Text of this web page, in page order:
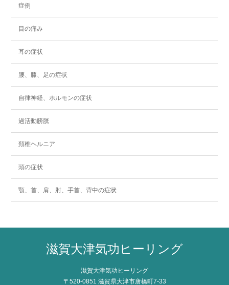
症例
目の痛み
耳の症状
腰、膝、足の症状
自律神経、ホルモンの症状
過活動膀胱
頚椎ヘルニア
頭の症状
顎、首、肩、肘、手首、背中の症状
滋賀大津気功ヒーリング
滋賀大津気功ヒーリング
〒520-0851 滋賀県大津市唐橋町7-33